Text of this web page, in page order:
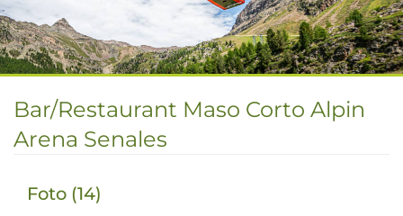
Bar/Restaurant Maso Corto Alpin
Arena Senales
Foto (14)